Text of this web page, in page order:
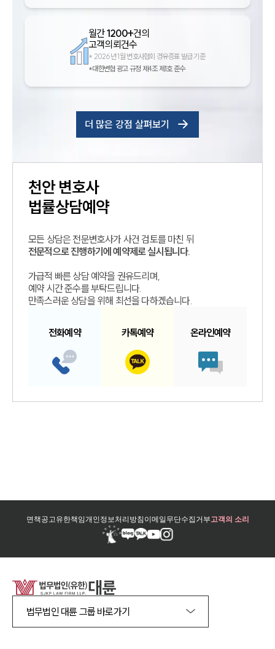
월간1200+건의
고객의뢰건수
* 2026년 1월 변호사협회 경유증표 발급 기준
*대한변협 광고 규정 제4조 제1호 준수
더 많은 강점 살펴보기
천안변호사
법률상담예약
모든 상담은 전문변호사가 사건 검토를 마친 뒤
전문적으로 진행하기에 예약제로 실시됩니다.
가급적 빠른 상담 예약을 권유드리며,
예약 시간 준수를 부탁드립니다.
만족스러운 상담을 위해 최선을 다하겠습니다.
전화예약 카톡예약 온라인예약
면책공고유한책임개인정보처리방침이메일무단수집거부고객의 소리
법무법인 대륜 그룹 바로가기